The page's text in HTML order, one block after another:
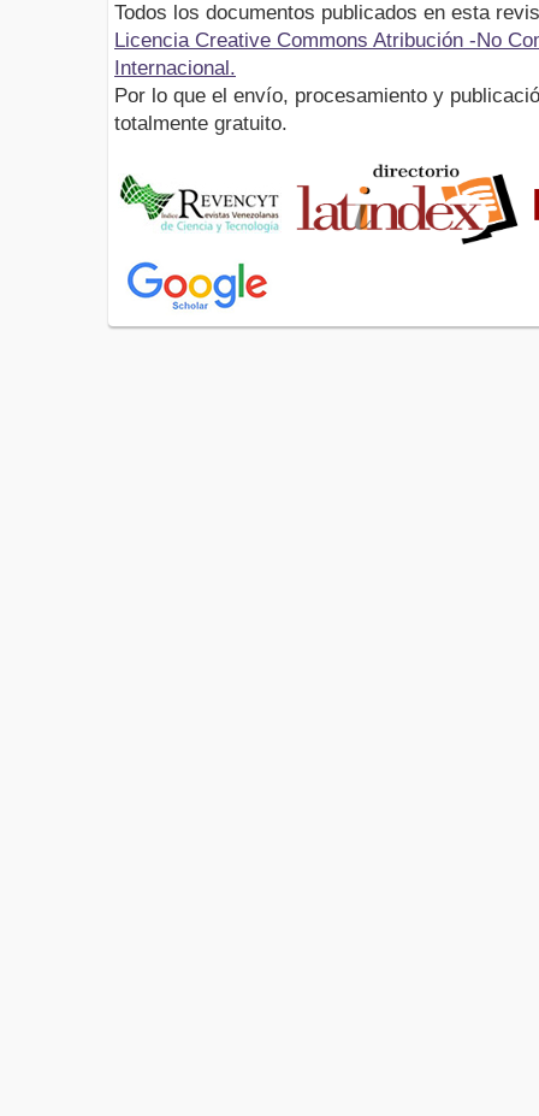
Todos los documentos publicados en esta
Licencia Creative Commons Atribución -No
Internacional.
Por lo que el envío, procesamiento y
totalmente gratuito.